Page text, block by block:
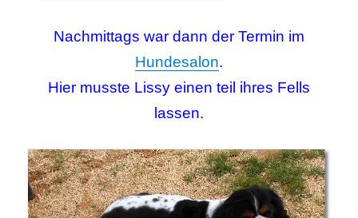
Nachmittags war dann der Termin im
Hundesalon.
Hier musste Lissy einen teil ihres Fells
lassen.